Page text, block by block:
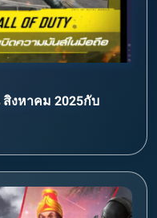
สิงหาคม 2025กับ